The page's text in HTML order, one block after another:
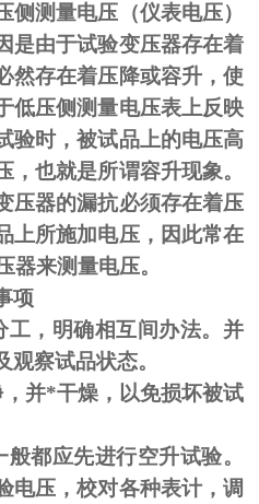
测量电压（仪表电压）
是由于试验变压器存在着
然存在着压降或容升，使
低压侧测量电压表上反映
验时，被试品上的电压高
也就是所谓容升现象。
压器的漏抗必须存在着压
上所施加电压，因此常在
器来测量电压。
项
工，明确相互间办法。并
察试品状态。
并*干燥，以免损坏被试
都应先进行空升试验。
电压，校对各种表计，调